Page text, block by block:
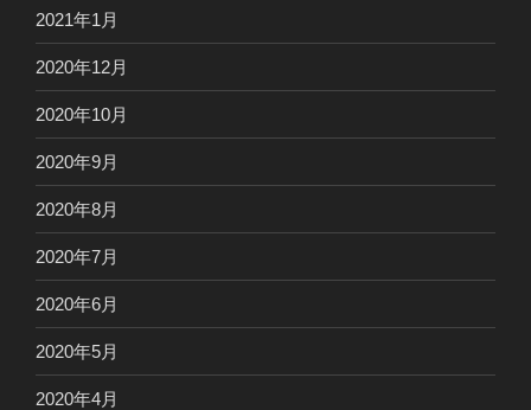
2021年1月
2020年12月
2020年10月
2020年9月
2020年8月
2020年7月
2020年6月
2020年5月
2020年4月